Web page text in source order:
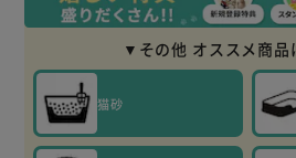
▼その他 オススメ商
猫砂